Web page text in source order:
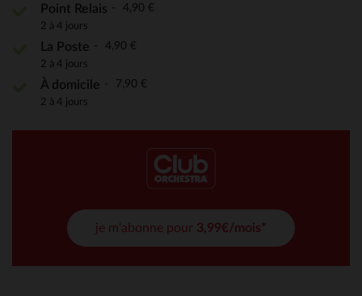
Point Relais 4,90 €
2 à 4 jours
La Poste 4,90 €
2 à 4 jours
À domicile 7,90 €
2 à 4 jours
je m'abonne pour 3,99€/mois*